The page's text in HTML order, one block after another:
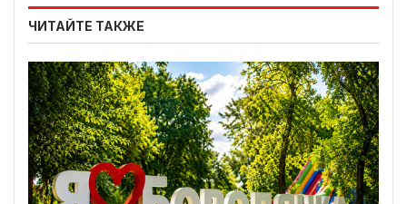
ЧИТАЙТЕ ТАКЖЕ